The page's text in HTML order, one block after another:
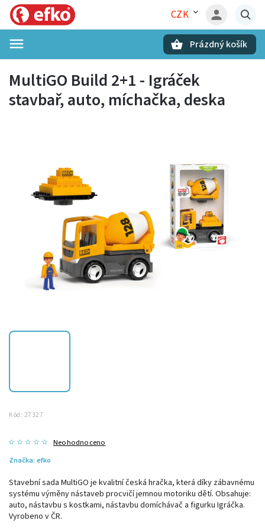
CZK
Prázdný košík
MultiGO Build 2+1 - Igráček
stavbař, auto, míchačka, deska
Kód: 27327
Neohodnoceno
Značka: efko
Stavební sada MultiGO je kvalitní česká hračka, která díky zábavnému
systému výměny nástaveb procvičí jemnou motoriku dětí. Obsahuje:
auto, nástavbu s kostkami, nástavbu domíchávač a figurku Igráčka.
Vyrobeno v ČR.